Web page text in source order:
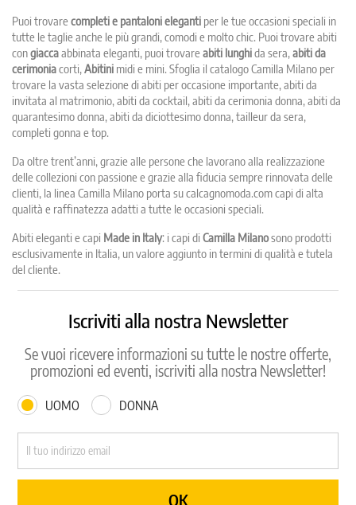
Puoi trovare completi e pantaloni eleganti per le tue occasioni speciali in
tutte le taglie anche le più grandi, comodi e molto chic. Puoi trovare abiti
congiaccaabbinata eleganti, puoi trovare abiti lunghida sera, abiti da
cerimoniacorti, Abitini midi e mini. Sfoglia il catalogo Camilla Milano per
trovare la vasta selezione di abiti per occasione importante, abiti da
invitata al matrimonio, abiti da cocktail, abiti da cerimonia donna, abiti da
quarantesimo donna, abiti da diciottesimo donna, tailleur da sera,
completi gonna e top.
Da oltre trent’anni, grazie alle persone che lavorano alla realizzazione
delle collezioni con passione e grazie alla fiducia sempre rinnovata delle
clienti, la linea Camilla Milano porta su calcagnomoda.com capi di alta
qualità e raffinatezza adatti a tutte le occasioni speciali.
Abiti eleganti e capi Made in Italy: i capi di Camilla Milanosono prodotti
esclusivamente in Italia, un valore aggiunto in termini di qualità e tutela
del cliente.
Iscriviti alla nostra Newsletter
Se vuoi ricevere informazioni su tutte le nostre offerte,
promozioni ed eventi, iscriviti alla nostra Newsletter!
UOMO DONNA